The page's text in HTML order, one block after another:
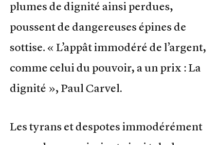
plumes de dignité ainsi perdues,
poussent de dangereuses épines de
sottise. « L’appât immodéré de l’argent,
comme celui du pouvoir, a un prix : La
dignité », Paul Carvel.
Les tyrans et despotes immodérément